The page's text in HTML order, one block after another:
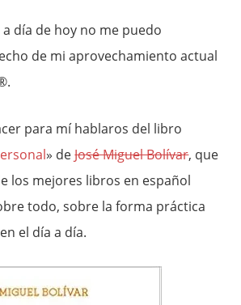
día de hoy no me puedo
de mi aprovechamiento actual
para mí hablaros del libro
» deJosé Miguel Bolívar, que
los mejores libros en español
todo, sobre la forma práctica
el día a día.